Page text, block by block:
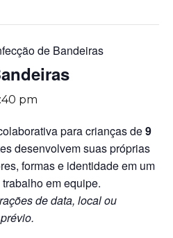
de Bandeiras
pm
para crianças de9
desenvolvem suas próprias
formas e identidade em um
em equipe.
de data, local ou